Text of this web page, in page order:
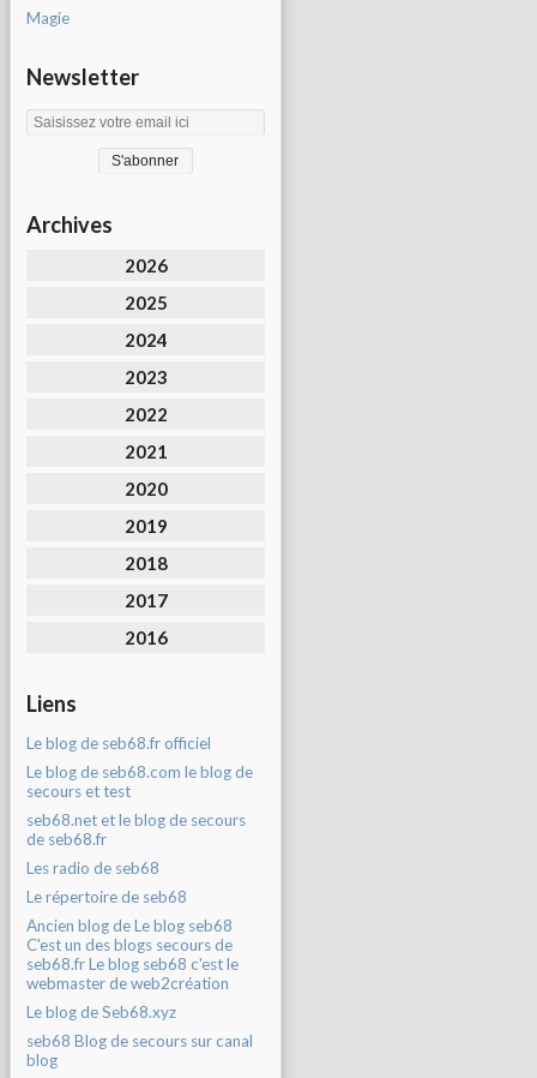
Magie
Newsletter
Archives
2026
2025
2024
2023
2022
2021
2020
2019
2018
2017
2016
Liens
Le blog de seb68.fr officiel
Le blog de seb68.com le blog de
secours et test
seb68.net et le blog de secours
de seb68.fr
Les radio de seb68
Le répertoire de seb68
Ancien blog de Le blog seb68
C'est un des blogs secours de
seb68.fr Le blog seb68 c'est le
webmaster de web2création
Le blog de Seb68.xyz
seb68 Blog de secours sur canal
blog